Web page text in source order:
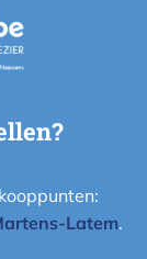
Latem.